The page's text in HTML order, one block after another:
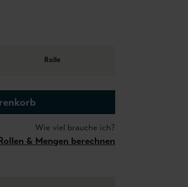
Rolle
Wie viel brauche ich?
& Mengen berechnen